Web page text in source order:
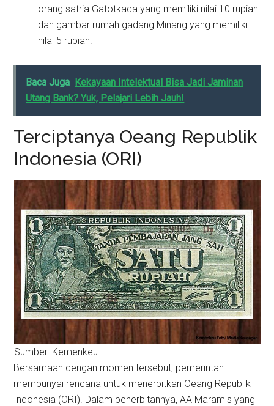
orang satria Gatotkaca yang memiliki nilai 10 rupiah
dan gambar rumah gadang Minang yang memiliki
nilai 5 rupiah.
Baca Juga Kekayaan Intelektual Bisa Jadi Jaminan
Utang Bank? Yuk, Pelajari Lebih Jauh!
Terciptanya Oeang Republik
Indonesia (ORI)
Sumber: Kemenkeu
Bersamaan dengan momen tersebut, pemerintah
mempunyai rencana untuk menerbitkan Oeang Republik
Indonesia (ORI). Dalam penerbitannya, AA Maramis yang